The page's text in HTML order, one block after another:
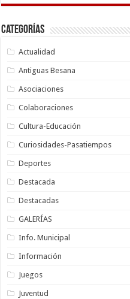
Categorías
Actualidad
Antiguas Besana
Asociaciones
Colaboraciones
Cultura-Educación
Curiosidades-Pasatiempos
Deportes
Destacada
Destacadas
GALERÍAS
Info. Municipal
Información
Juegos
Juventud